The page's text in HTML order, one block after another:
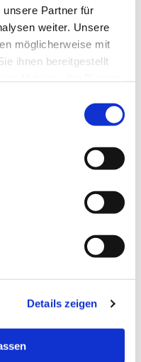
unsere Partner für
weiter. Unsere
möglicherweise mit
ihnen bereitgestellt
Details zeigen